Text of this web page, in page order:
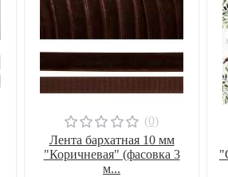
(0)
Лента бархатная 10 мм
"Коричневая" (фасовка 3
м...